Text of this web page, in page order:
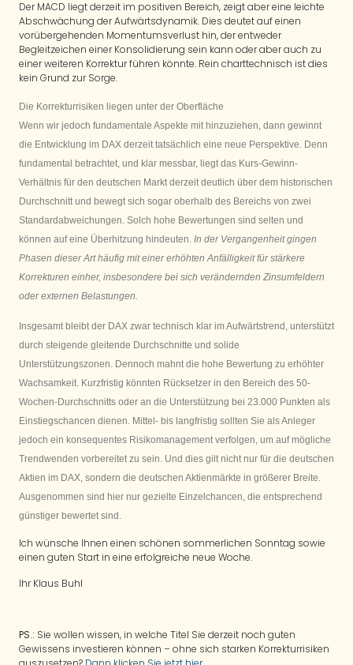
Der MACD liegt derzeit im positiven Bereich, zeigt aber eine leichte
Abschwächung der Aufwärtsdynamik. Dies deutet auf einen
vorübergehenden Momentumsverlust hin, der entweder
Begleitzeichen einer Konsolidierung sein kann oder aber auch zu
einer weiteren Korrektur führen könnte. Rein charttechnisch ist dies
kein Grund zur Sorge.
Die Korrekturrisiken liegen unter der Oberfläche
Wenn wir jedoch fundamentale Aspekte mit hinzuziehen, dann gewinnt
die Entwicklung im DAX derzeit tatsächlich eine neue Perspektive. Denn
fundamental betrachtet, und klar messbar, liegt das Kurs-Gewinn-
Verhältnis für den deutschen Markt derzeit deutlich über dem historischen
Durchschnitt und bewegt sich sogar oberhalb des Bereichs von zwei
Standardabweichungen . Solch hohe Bewertungen sind selten und
können auf eine Überhitzung hindeuten. In der Vergangenheit gingen
Phasen dieser Art häufig mit einer erhöhten Anfälligkeit für stärkere
Korrekturen einher, insbesondere bei sich verändernden Zinsumfeldern
oder externen Belastungen.
Insgesamt bleibt der DAX zwar technisch klar im Aufwärtstrend, unterstützt
durch steigende gleitende Durchschnitte und solide
Unterstützungszonen. Dennoch mahnt die hohe Bewertung zu erhöhter
Wachsamkeit. Kurzfristig könnten Rücksetzer in den Bereich des 50-
Wochen-Durchschnitts oder an die Unterstützung bei 23.000 Punkten als
Einstiegschancen dienen. Mittel- bis langfristig sollten Sie als Anleger
jedoch ein konsequentes Risikomanagement verfolgen, um auf mögliche
Trendwenden vorbereitet zu sein. Und dies gilt nicht nur für die deutschen
Aktien im DAX, sondern die deutschen Aktienmärkte in größerer Breite.
Ausgenommen sind hier nur gezielte Einzelchancen, die entsprechend
günstiger bewertet sind.
Ich wünsche Ihnen einen schönen sommerlichen Sonntag sowie
einen guten Start in eine erfolgreiche neue Woche.
Ihr Klaus Buhl
PS.: Sie wollen wissen, in welche Titel Sie derzeit noch guten
Gewissens investieren können – ohne sich starken Korrekturrisiken